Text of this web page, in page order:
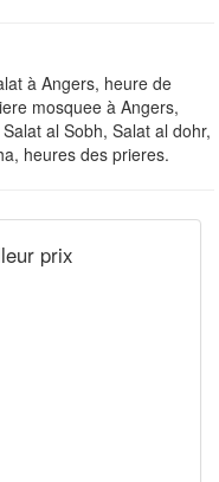
à Angers, heure de
mosquee à Angers,
al Sobh, Salat al dohr,
heures des prieres.
prix